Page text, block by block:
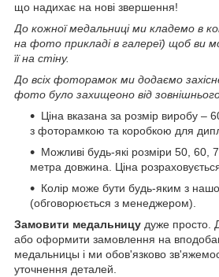
що надихає на нові звершення!
До кожної медальниці ми кладемо в
на фото прикладі в галереї) щоб ви
її на стіну.
До всіх фоторамок ми додаємо
фото було захищеоно від
Ціна вказана за розмір виробу –
з фоторамкою та коробкою для
Можливі будь-які розміри 50, 60,
метра довжина. Ціна
Колір може бути будь-яким з
(обговорюється з менеджером).
Замовити медальницу дуже просто.
або оформити замовлення на
медальницы і ми обов'язково
уточнення деталей.